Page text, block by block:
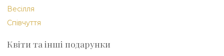
Весілля
Співчуття
Квіти та інші подарунки